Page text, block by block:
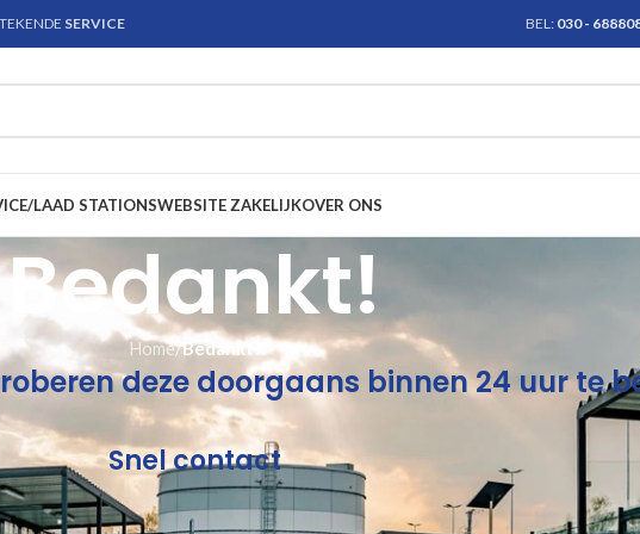
SERVICE BEL: 030 -
LAAD STATIONSWEBSITE ZAKELIJKOVER ONS
Bedankt!
Home/Bedankt!
deze doorgaans binnen 24 uurte
Snel contact